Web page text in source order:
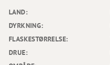
LAND:
DYRKNING:
FLASKESTØRRELSE:
DRUE: